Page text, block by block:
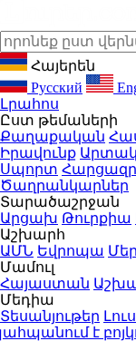
Հայերեն
Русский
Լրահոս
Ըստ թեմաների
Քաղաքական
Իրավունք
Սպորտ
Ծաղրանկարներ
Տարածաշրջան
Արցախ Թուրքիա
Աշխարհ
ԱՄՆ Եվրոպա
Մամուլ
Հայաստան
Մեդիա
Տեսանյութեր
է